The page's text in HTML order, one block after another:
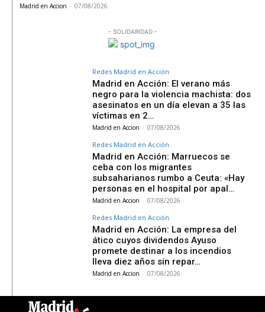
Madrid en Accion - 07/08/2026
- SOLIDARIDAD -
Redes Madrid en Acción
Madrid en Acción: El verano más
negro para la violencia machista: dos
asesinatos en un día elevan a 35 las
víctimas en 2…
Madrid en Accion - 07/08/2026
Redes Madrid en Acción
Madrid en Acción: Marruecos se
ceba con los migrantes
subsaharianos rumbo a Ceuta: «Hay
personas en el hospital por apal…
Madrid en Accion - 07/08/2026
Redes Madrid en Acción
Madrid en Acción: La empresa del
ático cuyos dividendos Ayuso
promete destinar a los incendios
lleva diez años sin repar…
Madrid en Accion - 07/08/2026